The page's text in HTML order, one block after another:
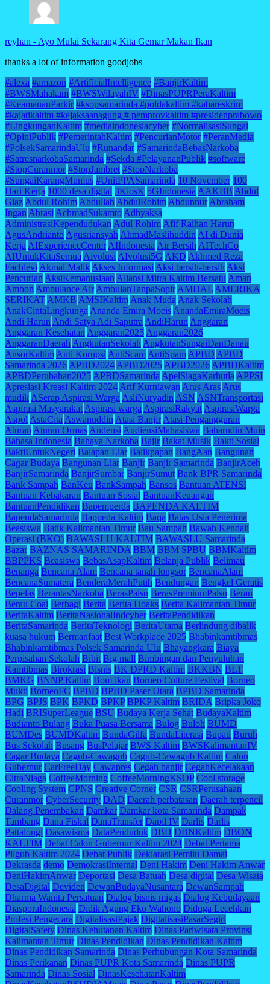
reyhan - Ayo Mulai Sekarang Kita Gemar Makan Ikan
thanks a lot of information goodjobs
#alexa #amazon #ArtificialIntelligence #BanjirKaltim
#BWSMahakam #BWSWilayahIV #DinasPUPRPeraKaltim
#KeamananParkir #ksopsamarinda #poldakaltim #kabareskrim
#kajatikaltim #kejaksaanagung # pemprovkaltim #presidenprabowo
#LingkunganKaltim #mediaindonesiacyber #NormalisasiSungai
#OpiniPublik #PemerintahKaltim #PencurianMotor #PeranMedia
#PolsekSamarindaUlu #Runandar #SamarindaBebasNarkoba
#SatresnarkobaSamarinda #Sekda #PelayananPublik #software
#StopCuranmor #StopJambret #StopNarkoba
#SungaiKarangMumus #UnitPPASamarinda 10 November 100
Hari Kerja 1000 desa digital 3KiosK 5GIndonesia AAKBB Abdul
Giaz Abdul Rohim Abdullah AbdulRohim Abdunnur Abraham
Ingan Abrasi AchmadSukamto Adhyaksa
AdministrasiKependudukan Adul Rohim Afif Raihan Harun
AgusAndrianto Agusriansyah AhmadMaslihuddin AI di Dunia
Kerja AIExperienceCenter AIIndonesia Air Bersih AITechCo
AIUntukKitaSemua Aivolusi AIvolusi5G AKD Akhmed Reza
Fachlevi Akmal Malik Akses Informasi Aksi bersih-bersih Aksi
Pencurian AksiKemanusiaan Aliansi Mitra Kaltim Bersatu Aman
Ambon Ambulance Air AmbulanTanpaSopir AMDAL AMERIKA
SERIKAT AMKB AMSIKaltim Anak Muda Anak Sekolah
AnakCintaLingkunga Ananda Emira Moeis AnandaEmiraMoeis
Andi Harun Andi Satya Adi Saputra AndiHarun Anggaran
Anggaran Kesehatan Anggaran2025 Anggaran2026
AnggaranDaerah AngkutanSekolah AngkutanSungaiDanDanau
AnsorKaltim Anti Korupsi AntiScam AntiSpam APBD APBD
Samarinda 2026 APBD2024 APBD2025 APBD2026 APBDKaltim
APBDPerubahan2025 APBDSamarinda ApelSiagaKarhutla APPSI
Apresiasi Kreasi Kaltim 2024 Arif Kurniawan Arus Aras Arus
mudik ASerap Aspirasi Warga AsliNuryadin ASN ASNTransportasi
Aspirasi Masyarakat Aspirasi warga AspirasiRakyat AspirasiWarga
Aspol AstaCita Aswanuddin Atasi Banjir Atasi Pengangguran
Aturan Aturan Ormas Audensi AudiensiMahasiswa Baharudin Muin
Bahasa Indonesia Bahaya Narkoba Bajir Bakat Musik Bakti Sosial
BaktiUntukNegeri Balapan Liar Balikpapan BangAan Bangunan
Cagar Budaya Bangunan Liar Banjir Banjir Samarinda BanjirAceh
BanjirSamarinda BanjirSumbar BanjirSumut Bank BPR Samarinda
Bank Sampah BanKeu BankSampah Bansos Bantuan ATENSI
Bantuan Kebakaran Bantuan Sosial BantuanKeuangan
BantuanPendidikan Bapemperda BAPENDA KALTIM
BapendaSamarinda Bappeda Kaltim Baqa Batas Usia Penerima
Beasiswa Batik Kalimantan Timur Bau Sampah Bawah Kendali
Operasi (BKO) BAWASLU KALTIM BAWASLU Samarinda
Bazar BAZNAS SAMARINDA BBM BBM SPBU BBMKaltim
BBPPKS Beasiswa BebasAsapKaltim Belanja Publik Belimau
Benanga Bencana Alam Bencana tanah longsor BencanaAlam
BencanaSumatera BenderaMerahPutih Bendungan Bengkel Geratis
Bepelas BerantasNarkoba BerasPalsu BerasPremiumPalsu Berau
Berau Coal Berbagi Berita Berita Hoaks Berita Kalimantan Timur
BeritaKaltim BeritaNasionalIndcyber BeritaPendidikan
BeritaSamarinda BeritaTeknologi BeritaUtama Berlindung dibalik
kuasa hukum Bermanfaat Best Workplace 2025 Bhabinkamtibmas
Bhabinkamtibmas Polsek Samarinda Ulu Bhayangkara Biaya
Perpisahan Sekolah Bibit Big mall Bimbingan dan Penyuluhan
Kamtibmas Birokrasi Bisnis BK DPRD Kaltim BKKBN BLT
BMKG BNNP Kaltim Bom ikan Borneo Culture Festival Borneo
Mukti BorneoFC BPBD BPBD Paser Utara BPBD Samarinda
BPG BPJS BPK BPKD BPKP BPKP Kaltim BRIDA Bripka Joko
Hadi BRISuperLeague BSU Budaya Kerja Sehat BudayaKaltim
Budianto Bulang Buka Puasa Bersama Bulog Buloh BUMD
BUMDes BUMDKaltim BundaGilfa BundaLiterasi Bupati Buruh
Bus Sekolah Busang BusPelajar BWS Kaltim BWSKalimantanIV
Cagar Budaya Cagub-Cawagub Cagub-Cawagub Kaltim Calon
Gubernur CarFreeDay Cawapres Cegah banjir CegahKecelakaan
CitraNiaga CoffeeMorning CoffeeMorningKSOP Cool storage
Cooling System CPNS Creative Corner CSR CSRPerusahaan
Curanmor CyberSecurity DAD Daerah perbatasan Daerah terpencil
Dalang Penembakan Damkar Damkar kota Samarinda Dampak
Tambang Dana Fiskal DanaTransfer Dapil IV Darlis Darlis
Pattalongi Dasawisma DataPenduduk DBH DBNKaltim DBON
KALTIM Debat Calon Gubernur Kaltim 2024 Debat Pertama
Pilgub Kaltim 2024 Debat Publik Deklarasi Pemilu Damai
Dekrasda demo DemokrasiInternal Deni Hakim Deni Hakim Anwar
DeniHakimAnwar Deportasi Desa Batuah Desa digital Desa Wisata
DesaDigital Deviden DewanBudayaNusantara DewanSampah
Dharma Wanita Persatuan Dialog bisnis migas Dialog Kebudayaan
DiasporaIndonesia Didik Agung Eko Wahono Diduga Lecehkan
Profesi Pengecara DigitalisasiPajak DigitalisasiPasarSegiri
DigitalSafety Dinas Kehutanan Kaltim Dinas Pariwisata Provinsi
Kalimantan Timur Dinas Pendidikan Dinas Pendidikan Kaltim
Dinas Pendidikan Samarinda Dinas Perhubungan Kota Samarinda
Dinas Perikanan Dinas PUPR Kota Samarinda Dinas PUPR
Samarinda Dinas Sosial DinasKesehatanKaltim